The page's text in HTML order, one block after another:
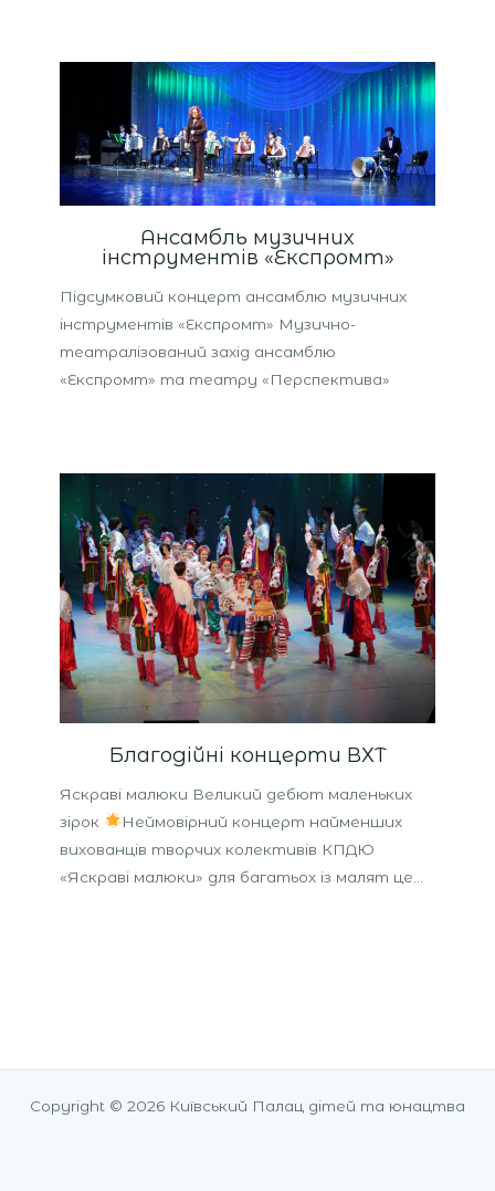
Ансамбль музичних
інструментів «Експромт»
Підсумковий концерт ансамблю музичних
інструментів «Експромт» Музично-
театралізований захід ансамблю
«Експромт» та театру «Перспектива»
Благодійні концерти ВХТ
Яскраві малюки Великий дебют маленьких
зірок
Неймовірний концерт найменших
вихованців творчих колективів КПДЮ
«Яскраві малюки» для багатьох із малят це…
Copyright © 2026 Київський Палац дітей та юнацтва